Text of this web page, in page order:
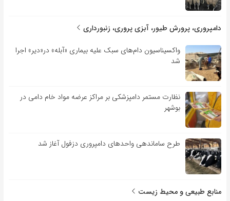
دامپروری، پرورش طیور، آبزی پروری، زنبورداری
واکسیناسیون دام‌های سبک علیه بیماری «آبله» در«دیر» اجرا
شد
نظارت مستمر دامپزشکی بر مراکز عرضه مواد خام دامی در
بوشهر
طرح ساماندهی واحدهای دامپروری دزفول آغاز شد
منابع طبیعی و محیط زیست